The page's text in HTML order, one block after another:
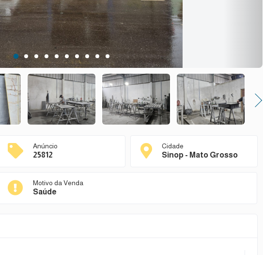
1 2 3 4 5 6 7 8 9 10
Next
Anúncio
25812
Cidade
Sinop - Mato Grosso
Motivo da Venda
Saúde